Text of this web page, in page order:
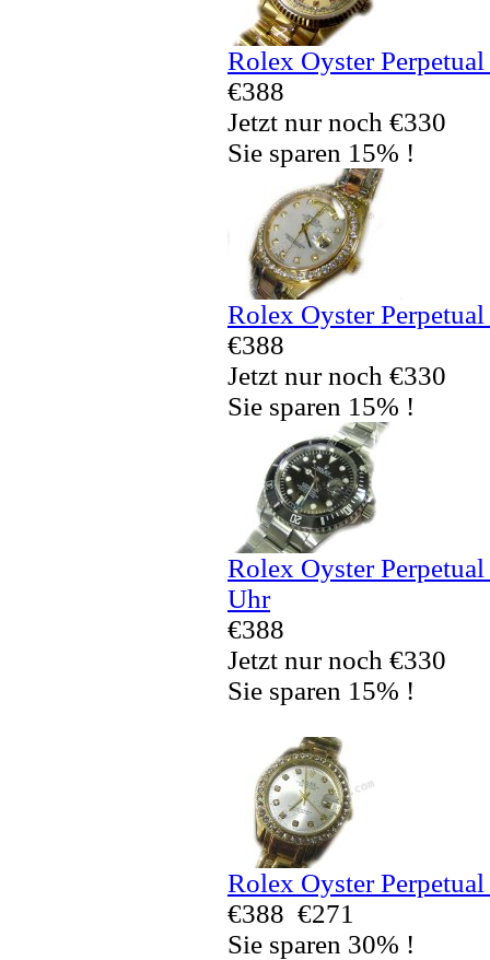
Rolex Oyster
€388
Jetzt nur noch €330
Sie sparen 15% !
Rolex Oyster
€388
Jetzt nur noch €330
Sie sparen 15% !
Rolex Oyster
Uhr
€388
Jetzt nur noch €330
Sie sparen 15% !
Rolex Oyster
€388 €271
Sie sparen 30% !